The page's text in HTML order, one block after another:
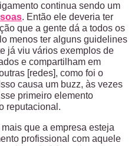
continua sendo um
. Então ele deveria ter
que a gente dá a todos os
menos ter alguns guidelines
já viu vários exemplos de
e compartilham em
[redes], como foi o
causa um buzz, às vezes
primeiro elemento
reputacional.
que a empresa esteja
profissional com aquele